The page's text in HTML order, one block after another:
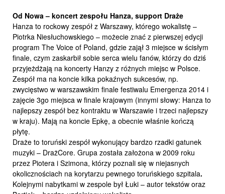
Od Nowa – koncert zespołu Hanza, support Draże
Hanza to rockowy zespół z Warszawy, którego wokalistę –
Piotrka Niesłuchowskiego – możecie znać z pierwszej edycji
program The Voice of Poland, gdzie zajął 3 miejsce w ścisłym
finale, czym zaskarbił sobie serca wielu fanów, którzy do dziś
przyjeżdżają na koncerty Hanzy z różnych miejsc w Polsce.
Zespół ma na koncie kilka pokaźnych sukcesów, np.
zwycięstwo w warszawskim finale festiwalu Emergenza 2014 i
zajęcie 3go miejsca w finale krajowym (innymi słowy: Hanza to
najlepszy zespół bez kontraktu w Warszawie i trzeci najlepszy
w kraju). Mają na koncie Epkę, a obecnie właśnie kończą
płytę.
Draże to toruński zespół wykonujący bardzo rzadki gatunek
muzyki – DrażCore. Grupa została założona w 2009 roku
przez Piotera i Szimona, którzy poznali się w niejasnych
okolicznościach na korytarzu pewnego toruńskiego szpitala.
Kolejnymi nabytkami w zespole był Łuki – autor tekstów oraz